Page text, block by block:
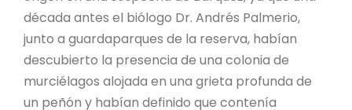
década antes el biólogo Dr. Andrés Palmerio,
junto a guardaparques de la reserva, habían
descubierto la presencia de una colonia de
murciélagos alojada en una grieta profunda de
un peñón y habían definido que contenía